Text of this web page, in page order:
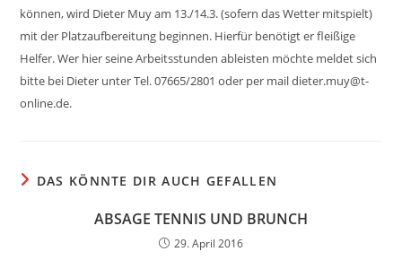
können, wird Dieter Muy am 13./14.3. (sofern das Wetter mitspielt)
mit der Platzaufbereitung beginnen. Hierfür benötigt er fleißige
Helfer. Wer hier seine Arbeitsstunden ableisten möchte meldet sich
bitte bei Dieter unter Tel. 07665/2801 oder per mail dieter.muy@t-
online.de.
DAS KÖNNTE DIR AUCH GEFALLEN
ABSAGE TENNIS UND BRUNCH
29. April 2016